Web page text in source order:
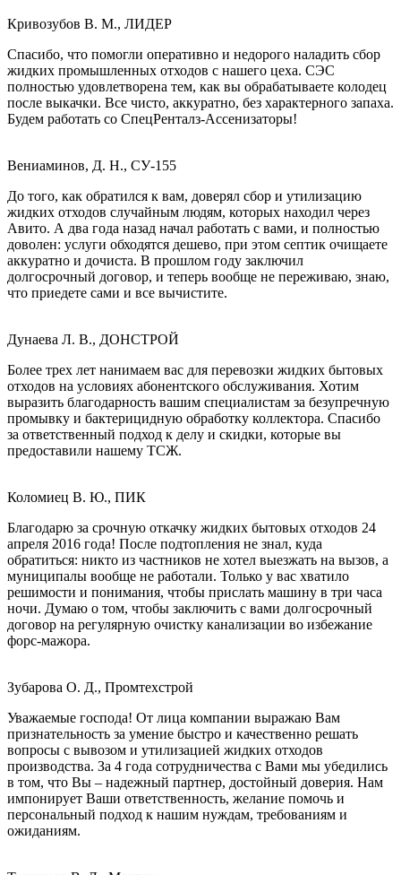
Кривозубов В. М., ЛИДЕР
Спасибо, что помогли оперативно и недорого наладить сбор
жидких промышленных отходов с нашего цеха. СЭС
полностью удовлетворена тем, как вы обрабатываете колодец
после выкачки. Все чисто, аккуратно, без характерного запаха.
Будем работать со СпецРенталз-Ассенизаторы!
Вениаминов, Д. Н., СУ-155
До того, как обратился к вам, доверял сбор и утилизацию
жидких отходов случайным людям, которых находил через
Авито. А два года назад начал работать с вами, и полностью
доволен: услуги обходятся дешево, при этом септик очищаете
аккуратно и дочиста. В прошлом году заключил
долгосрочный договор, и теперь вообще не переживаю, знаю,
что приедете сами и все вычистите.
Дунаева Л. В., ДОНСТРОЙ
Более трех лет нанимаем вас для перевозки жидких бытовых
отходов на условиях абонентского обслуживания. Хотим
выразить благодарность вашим специалистам за безупречную
промывку и бактерицидную обработку коллектора. Спасибо
за ответственный подход к делу и скидки, которые вы
предоставили нашему ТСЖ.
Коломиец В. Ю., ПИК
Благодарю за срочную откачку жидких бытовых отходов 24
апреля 2016 года! После подтопления не знал, куда
обратиться: никто из частников не хотел выезжать на вызов, а
муниципалы вообще не работали. Только у вас хватило
решимости и понимания, чтобы прислать машину в три часа
ночи. Думаю о том, чтобы заключить с вами долгосрочный
договор на регулярную очистку канализации во избежание
форс-мажора.
Зубарова О. Д., Промтехстрой
Уважаемые господа! От лица компании выражаю Вам
признательность за умение быстро и качественно решать
вопросы с вывозом и утилизацией жидких отходов
производства. За 4 года сотрудничества с Вами мы убедились
в том, что Вы – надежный партнер, достойный доверия. Нам
импонирует Ваши ответственность, желание помочь и
персональный подход к нашим нуждам, требованиям и
ожиданиям.